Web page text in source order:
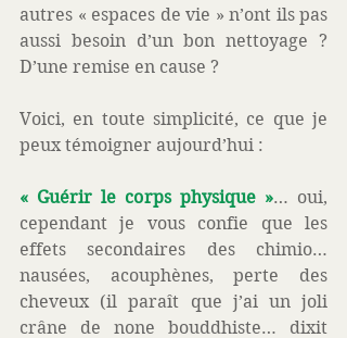
autres « espaces de vie » n’ont ils pas
aussi besoin d’un bon nettoyage ?
D’une remise en cause ?
Voici, en toute simplicité, ce que je
peux témoigner aujourd’hui :
« Guérir le corps physique »… oui,
cependant je vous confie que les
effets secondaires des chimio…
nausées, acouphènes, perte des
cheveux (il paraît que j’ai un joli
crâne de none bouddhiste… dixit